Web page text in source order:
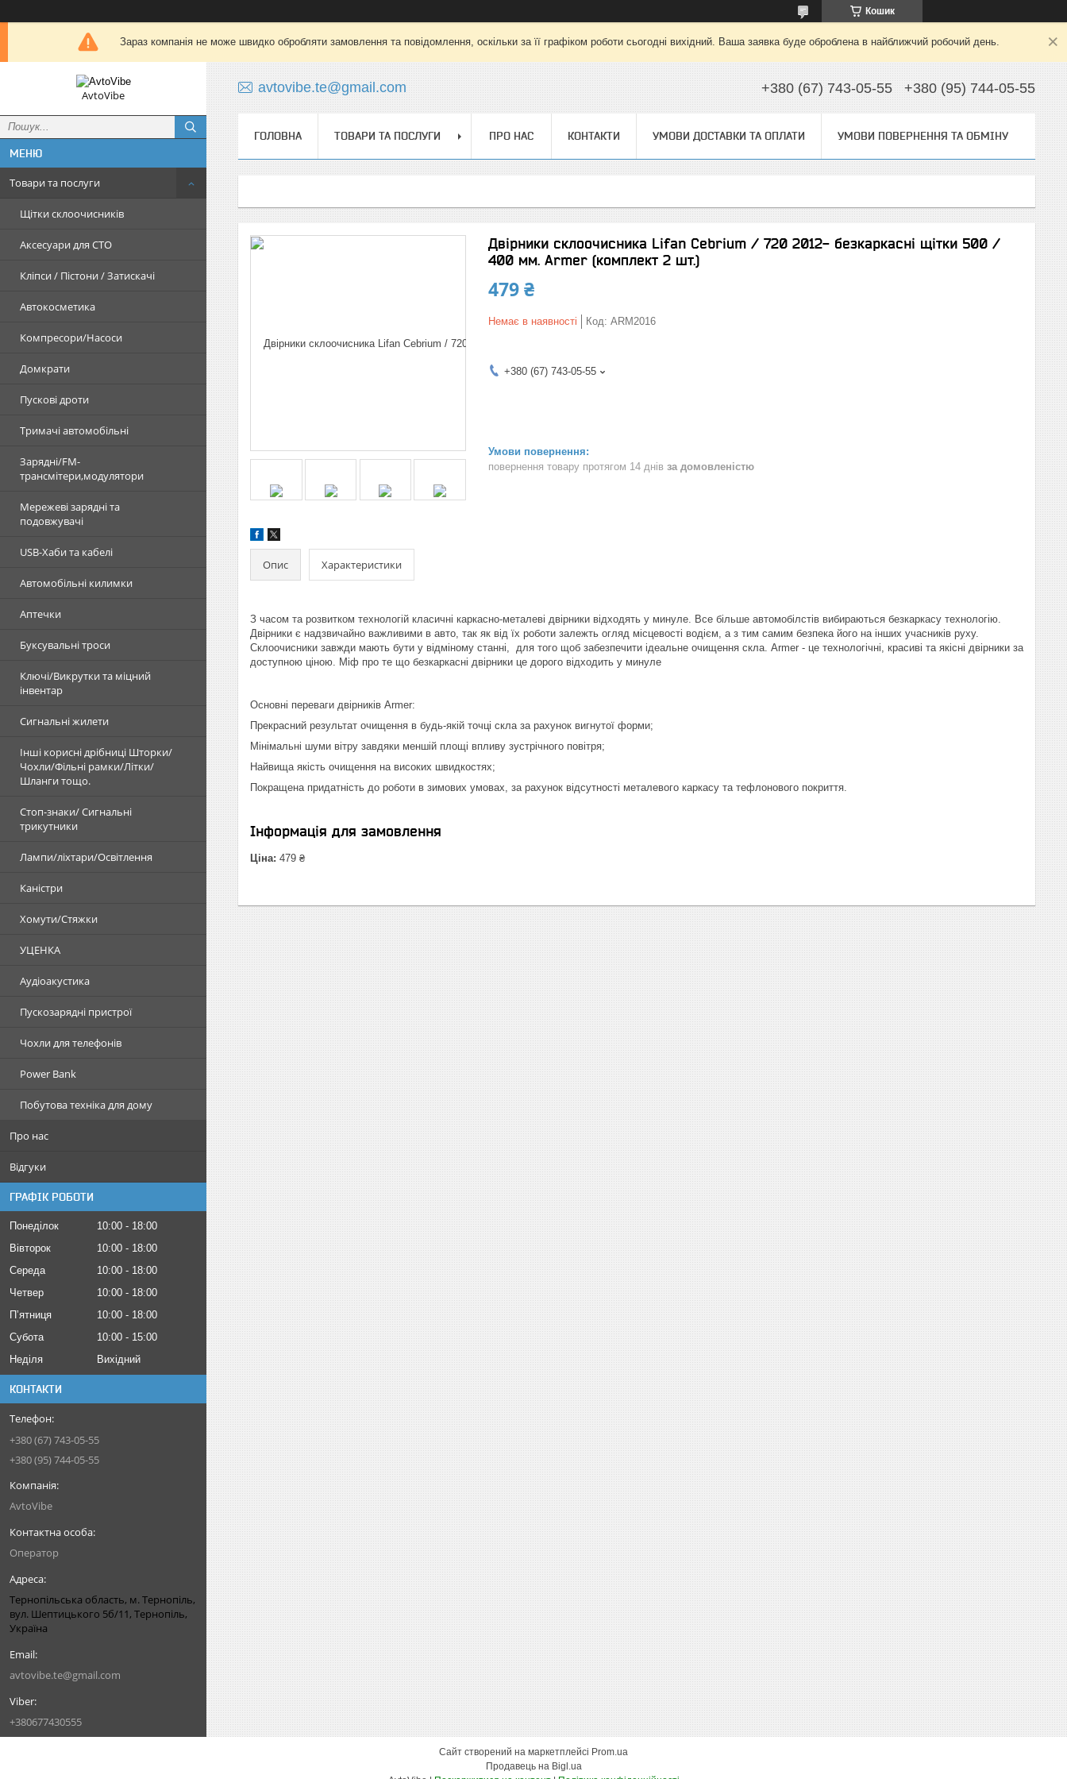
Кошик
Зараз компанія не може швидко обробляти замовлення та повідомлення, оскільки за її графіком роботи сьогодні вихідний. Ваша заявка буде оброблена в найближчий робочий день.
AvtoVibe
Товари та послуги
Щітки склоочисників
Аксесуари для СТО
Кліпси / Пістони / Затискачі
Автокосметика
Компресори/Насоси
Домкрати
Пускові дроти
Тримачі автомобільні
Зарядні/FM-
трансмітери,модулятори
Мережеві зарядні та
подовжувачі
USB-Хаби та кабелі
Автомобільні килимки
Аптечки
Буксувальні троси
Ключі/Викрутки та міцний
інвентар
Сигнальні жилети
Інші корисні дрібниці Шторки/
Чохли/Фільні рамки/Літки/
Шланги тощо.
Стоп-знаки/ Сигнальні
трикутники
Лампи/ліхтари/Освітлення
Каністри
Хомути/Стяжки
УЦЕНКА
Аудіоакустика
Пускозарядні пристрої
Чохли для телефонів
Power Bank
Побутова техніка для дому
Про нас
Відгуки
ГРАФІК РОБОТИ
Понеділок 10:00
18:00
Вівторок
10:00
18:00
Середа
10:00
18:00
Четвер
10:00
18:00
Пʼятниця
10:00
18:00
Субота
10:00
15:00
Неділя
Вихідний
КОНТАКТИ
+380 (67) 743-05-55
+380 (95) 744-05-55
AvtoVibe
Оператор
Тернопільська область, м. Тернопіль,
вул. Шептицького 5б/11, Тернопіль,
Україна
avtovibe.te@gmail.com
+380677430555
avtovibe.te@gmail.com +380 (67) 743-05-55 +380 (95) 744-05-55
ГОЛОВНА ТОВАРИ ТА ПОСЛУГИ ПРО НАС КОНТАКТИ УМОВИ ДОСТАВКИ ТА ОПЛАТИ УМОВИ ПОВЕРНЕННЯ ТА ОБМІНУ
Двірники склоочисника Lifan Cebrium / 720 2012- безкаркасні щітки 500 /
400 мм. Armer (комплект 2 шт.)
479 ₴
Немає в наявності Код: ARM2016
+380 (67) 743-05-55
повернення товару протягом 14 днів за домовленістю
Опис Характеристики
З часом та розвитком технологій класичні каркасно-металеві двірники відходять у минуле. Все більше автомобілстів вибираються безкаркасу технологію.
Двірники є надзвичайно важливими в авто, так як від їх роботи залежть огляд місцевості водієм, а з тим самим безпека його на інших учасників руху.
Склоочисники завжди мають бути у відміному станні, для того щоб забезпечити ідеальне очищення скла. Armer - це технологічні, красиві та якісні двірники за
доступною ціною. Міф про те що безкаркасні двірники це дорого відходить у минуле
Основні переваги двірників Armer:
Прекрасний результат очищення в будь-якій точці скла за рахунок вигнутої форми;
Мінімальні шуми вітру завдяки меншій площі впливу зустрічного повітря;
Найвища якість очищення на високих швидкостях;
Покращена придатність до роботи в зимових умовах, за рахунок відсутності металевого каркасу та тефлонового покриття.
Інформація для замовлення
Ціна: 479 ₴
Сайт створений на маркетплейсі Prom.ua
Продавець на Bigl.ua